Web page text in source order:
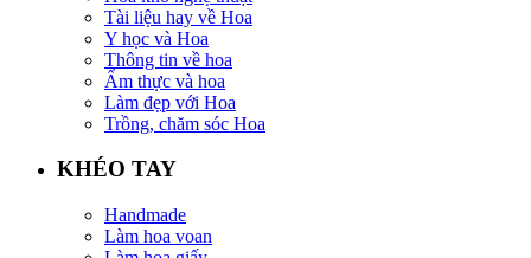
Tài liệu hay về Hoa
Y học và Hoa
Thông tin về hoa
Ẩm thực và hoa
Làm đẹp với Hoa
Trồng, chăm sóc Hoa
KHÉO TAY
Handmade
Làm hoa voan